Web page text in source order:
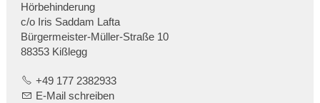
Hörbehinderung
c/o Iris Saddam Lafta
Bürgermeister-Müller-Straße 10
88353 Kißlegg
+49 177 2382933
E-Mail schreiben